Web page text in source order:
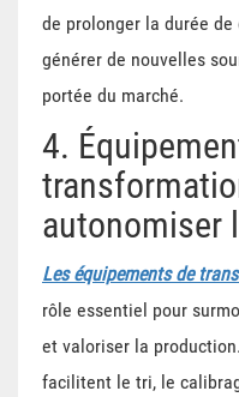
de prolonger la durée
générer de nouvelles
portée du marché.
4.
autonomiser
Les équipements de
rôle essentiel pour
et valoriser la
facilitent le tri, le